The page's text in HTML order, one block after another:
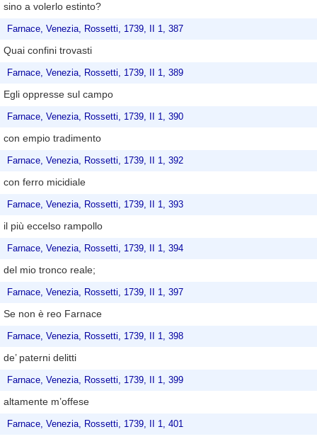
sino a volerlo estinto?
Farnace, Venezia, Rossetti, 1739, II 1, 387
Quai confini trovasti
Farnace, Venezia, Rossetti, 1739, II 1, 389
Egli oppresse sul campo
Farnace, Venezia, Rossetti, 1739, II 1, 390
con empio tradimento
Farnace, Venezia, Rossetti, 1739, II 1, 392
con ferro micidiale
Farnace, Venezia, Rossetti, 1739, II 1, 393
il più eccelso rampollo
Farnace, Venezia, Rossetti, 1739, II 1, 394
del mio tronco reale;
Farnace, Venezia, Rossetti, 1739, II 1, 397
Se non è reo Farnace
Farnace, Venezia, Rossetti, 1739, II 1, 398
de’ paterni delitti
Farnace, Venezia, Rossetti, 1739, II 1, 399
altamente m’offese
Farnace, Venezia, Rossetti, 1739, II 1, 401